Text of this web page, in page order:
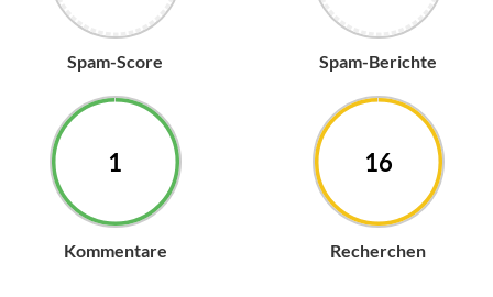
Spam-Score Spam-Berichte
1
Kommentare
16
Recherchen